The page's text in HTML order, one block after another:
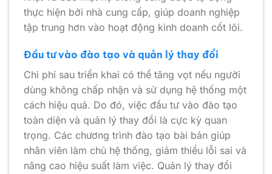
thực hiện bởi nhà cung cấp, giúp doanh nghiệp
tập trung hơn vào hoạt động kinh doanh cốt lõi.
Đầu tư vào đào tạo và quản lý thay đổi
Chi phí sau triển khai có thể tăng vọt nếu người
dùng không chấp nhận và sử dụng hệ thống một
cách hiệu quả. Do đó, việc đầu tư vào đào tạo
toàn diện và quản lý thay đổi là cực kỳ quan
trọng. Các chương trình đào tạo bài bản giúp
nhân viên làm chủ hệ thống, giảm thiểu lỗi sai và
nâng cao hiệu suất làm việc. Quản lý thay đổi